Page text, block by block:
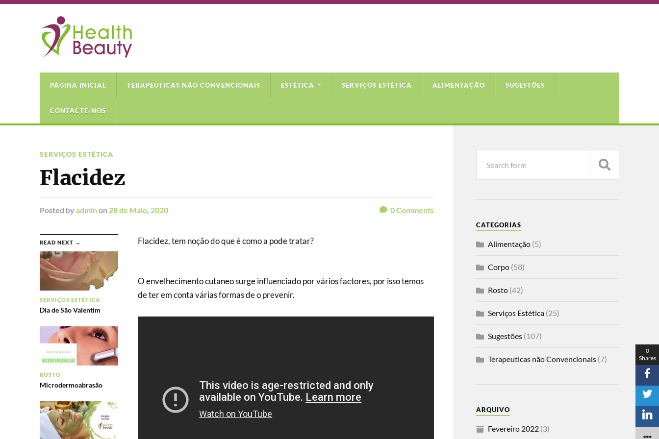
PÁGINA INICIAL TERAPEUTICAS NÃO CONVENCIONAIS ESTÉTICA SERVIÇOS ESTÉTICA ALIMENTAÇÃO SUGESTÕES
CONTACTE-NOS
SERVIÇOS ESTÉTICA
Flacidez
Posted by adminon 28 de Maio, 2020 0Comments
READ NEXT →
SERVIÇOS ESTÉTICA
Dia de São Valentim
ROSTO
Microdermoabrasão
Flacidez, tem noção do que é como a pode tratar?
O envelhecimento cutaneo surge influenciado por vários factores, por isso temos
de ter em conta várias formas de o prevenir.
CATEGORIAS
Alimentação(5)
Corpo(58)
Rosto(42)
Serviços Estética(25)
Sugestões(107)
Terapeuticas não Convencionais(7)
ARQUIVO
Fevereiro 2022(3)
0
Shares